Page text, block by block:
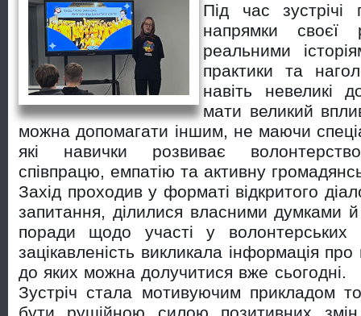
Під час зустрічі
напрямки своєї
реальними
практики та
навіть невеликі
мати великий
можна допомагати іншим, не маючи
які навички розвиває волонтерство:
співпрацю, емпатію та активну
Захід проходив у форматі відкритого
запитання, ділилися власними думками
поради щодо участі у волонтерських
зацікавленість викликала інформація про
до яких можна долучитися вже сьогодні.
Зустріч стала мотивуючим прикладом